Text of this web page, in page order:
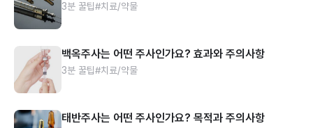
3분 꿀팁#치료/약물
백옥주사는 어떤 주사인가요? 효과와 주의사항
3분 꿀팁#치료/약물
태반주사는 어떤 주사인가요? 목적과 주의사항